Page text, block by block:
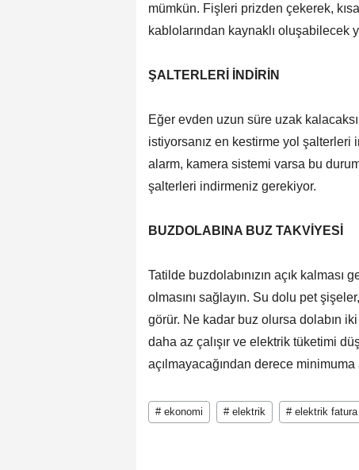
mümkün. Fişleri prizden çekerek,
kablolarından kaynaklı oluşabilecek
ŞALTERLERİ İNDİRİN
Eğer evden uzun süre uzak
istiyorsanız en kestirme yol
alarm, kamera sistemi varsa bu
şalterleri indirmeniz gerekiyor.
BUZDOLABINA BUZ TAKVİYESİ
Tatilde buzdolabınızın açık
olmasını sağlayın. Su dolu pet
görür. Ne kadar buz olursa dolabın
daha az çalışır ve elektrik tüketimi
açılmayacağından derece
# ekonomi # elektrik # elektrik fatura